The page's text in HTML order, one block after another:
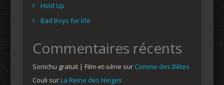
Hold Up
Bad Boys for life
Commentaires récents
Sonichu gratuit | Film-et-série sur Comme des Bêtes
Couli surLa Reine des Neiges